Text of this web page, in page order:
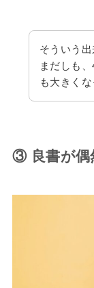
そういう
まだしも
も大きくな
③ 良書が偶